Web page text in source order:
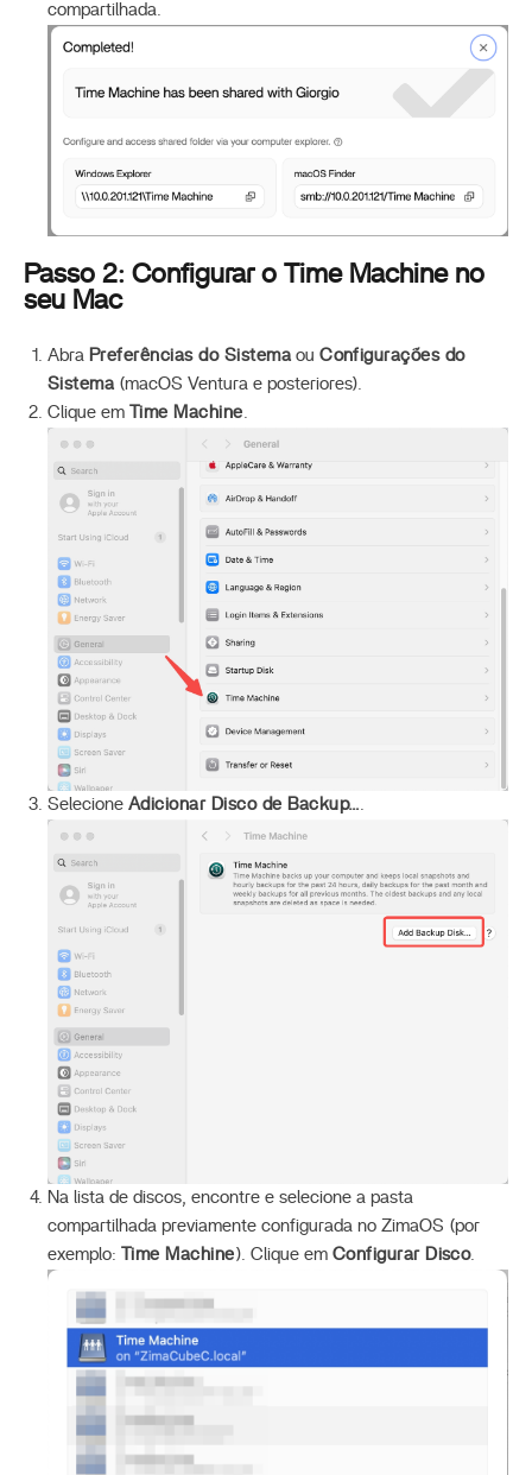
compartilhada.
Passo 2: Configurar o Time Machine no
seu Mac
Abra Preferências do Sistema ouConfigurações do
Sistema (macOS Ventura e posteriores).
Clique em Time Machine
Selecione Adicionar Disco de Backup….
Na lista de discos, encontre e selecione a pasta
compartilhada previamente configurada no ZimaOS (por
exemplo: Time Machine). Clique em Configurar Disco.